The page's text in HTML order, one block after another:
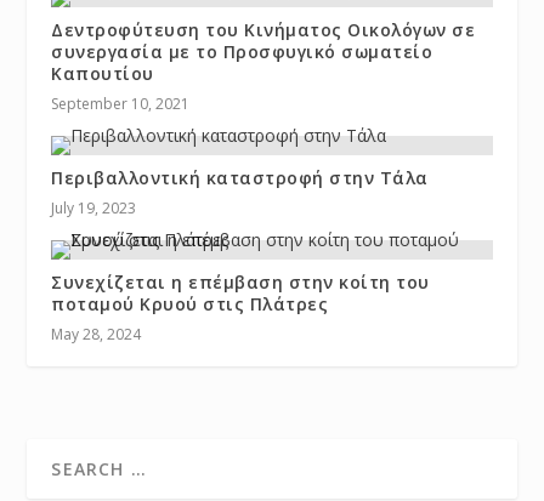
Δεντροφύτευση του Κινήματος Οικολόγων σε
συνεργασία με το Προσφυγικό σωματείο
Καπουτίου
September 10, 2021
Περιβαλλοντική καταστροφή στην Τάλα
July 19, 2023
Συνεχίζεται η επέμβαση στην κοίτη του
ποταμού Κρυού στις Πλάτρες
May 28, 2024